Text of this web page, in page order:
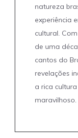
natureza
experiência
cultural.
de uma
cantos do
revelações
a rica
maravilhoso.